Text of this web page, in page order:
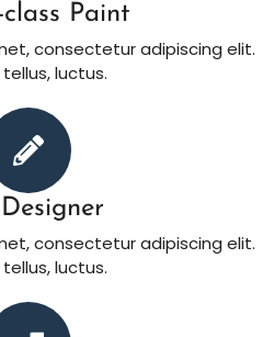
Paint
consectetur adipiscing elit.
luctus.
consectetur adipiscing elit.
luctus.